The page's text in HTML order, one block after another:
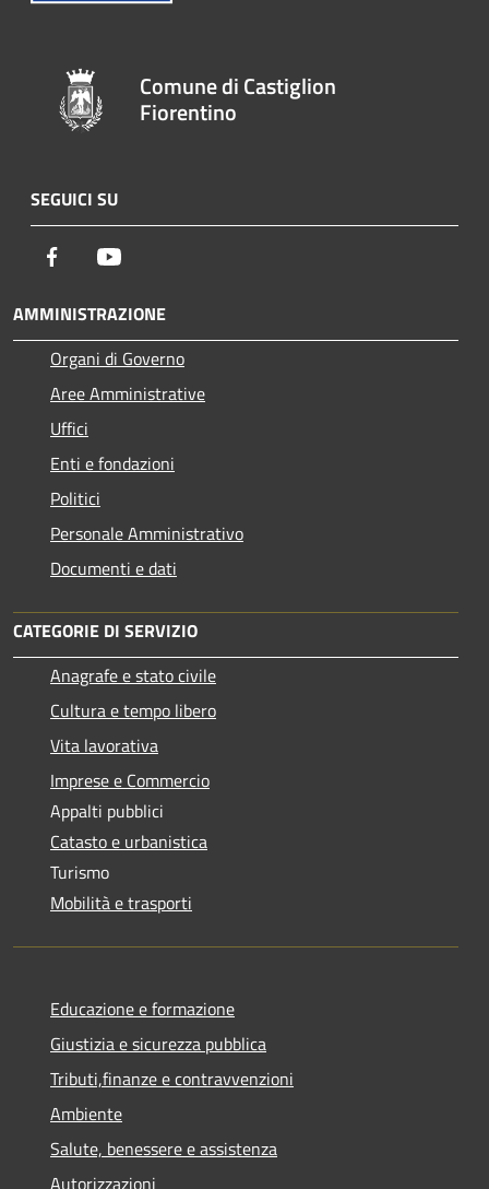
Comune di Castiglion
Fiorentino
SEGUICI SU
Facebook
AMMINISTRAZIONE
Organi di Governo
Aree Amministrative
Uffici
Enti e fondazioni
Politici
Personale Amministrativo
Documenti e dati
CATEGORIE DI SERVIZIO
Anagrafe e stato civile
Cultura e tempo libero
Vita lavorativa
Imprese e Commercio
Appalti pubblici
Catasto e urbanistica
Turismo
Mobilità e trasporti
Educazione e formazione
Giustizia e sicurezza pubblica
Tributi,finanze e contravvenzioni
Ambiente
Salute, benessere e assistenza
Autorizzazioni